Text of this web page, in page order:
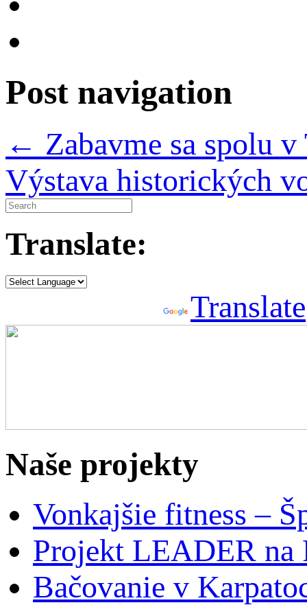
Post navigation
← Zabavme sa spolu
Výstava historických
Translate:
Translate
Naše projekty
Vonkajšie fitness –
Projekt LEADER na
Bačovanie v